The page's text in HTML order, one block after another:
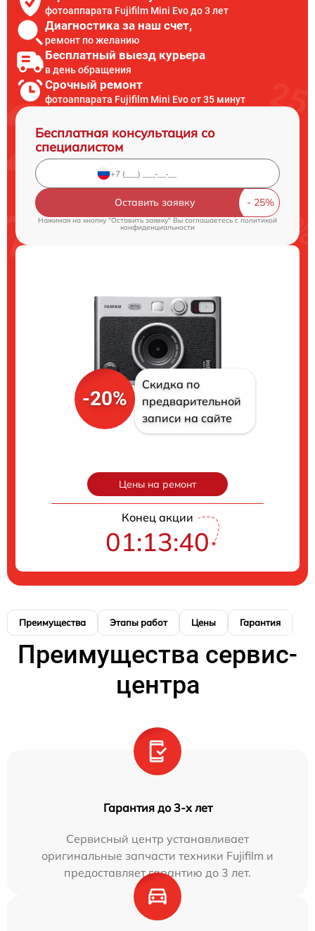
фотоаппарата Fujifilm Mini Evo до 3 лет
Диагностика за наш счет,
ремонт по желанию
Бесплатный выезд курьера
в день обращения
Срочный ремонт
фотоаппарата Fujifilm Mini Evo от 35 минут
Бесплатная консультация со
специалистом
Оставить заявку
Нажимая на кнопку "Оставить заявку" Вы соглашаетесь c политикой
конфиденциальности
-20%
Скидка по
предварительной
записи на сайте
Цены на ремонт
Конец акции
01:13:39
Преимущества Этапы работ Цены Гарантия
Преимущества сервис-
центра
Гарантия до 3-х лет
Сервисный центр устанавливает
оригинальные запчасти техники Fujifilm и
предоставляет гарантию до 3 лет.